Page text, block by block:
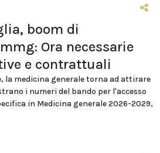
boom di
Ora necessarie
e contrattuali
la medicina generale torna ad attirare
i numeri del bando per l'accesso
in Medicina generale 2026-2029,